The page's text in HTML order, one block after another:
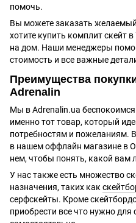
помочь.
Вы можете заказать
хотите купить комплит скейт
на дом. Наши менеджеры
стоимость и все важные
Преимущества
Adrenalin
Мы в Adrenalin.ua
именно тот товар, который
потребностям и пожеланиям.
в нашем оффлайн магазине в
нем, чтобы понять, какой вам
У нас также есть множество
назначения, таких как
серфскейты. Кроме
приобрести все что нужно для